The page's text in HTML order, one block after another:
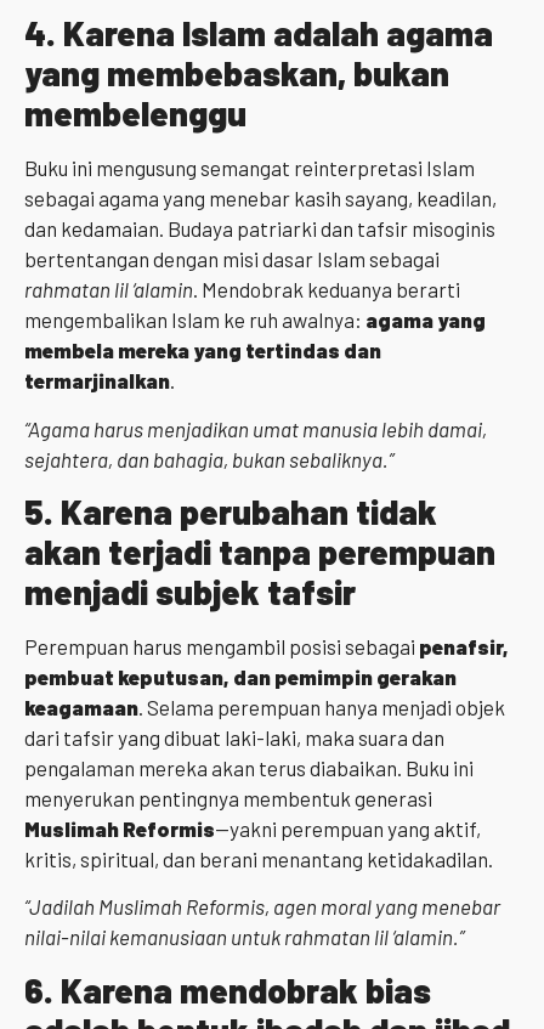
4. Karena Islam adalah agama
yang membebaskan, bukan
membelenggu
Buku ini mengusung semangat reinterpretasi Islam
sebagai agama yang menebar kasih sayang, keadilan,
dan kedamaian. Budaya patriarki dan tafsir misoginis
bertentangan dengan misi dasar Islam sebagai
rahmatan lil ‘alamin. Mendobrak keduanya berarti
mengembalikan Islam ke ruh awalnya: agama yang
membela mereka yang tertindas dan
termarjinalkan.
“Agama harus menjadikan umat manusia lebih damai,
sejahtera, dan bahagia, bukan sebaliknya.”
5. Karena perubahan tidak
akan terjadi tanpa perempuan
menjadi subjek tafsir
Perempuan harus mengambil posisi sebagai penafsir,
pembuat keputusan, dan pemimpin gerakan
keagamaan . Selama perempuan hanya menjadi objek
dari tafsir yang dibuat laki-laki, maka suara dan
pengalaman mereka akan terus diabaikan. Buku ini
menyerukan pentingnya membentuk generasi
Muslimah Reformis—yakni perempuan yang aktif,
kritis, spiritual, dan berani menantang ketidakadilan.
“Jadilah Muslimah Reformis, agen moral yang menebar
nilai-nilai kemanusiaan untuk rahmatan lil ‘alamin.”
6. Karena mendobrak bias